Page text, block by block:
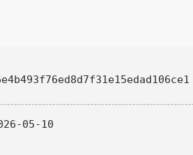
05-10